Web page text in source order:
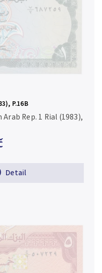
P.16B
Detail
Rep. 1 Rial (1983),